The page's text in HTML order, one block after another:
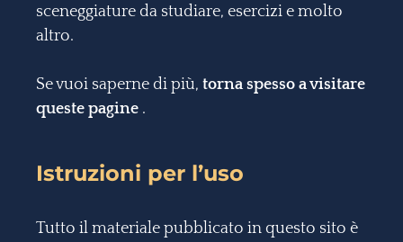
sceneggiature da studiare, esercizi e molto
altro.
Se vuoi saperne di più, torna spesso a visitare
queste pagine .
Istruzioni per l’uso
Tutto il materiale pubblicato in questo sito è